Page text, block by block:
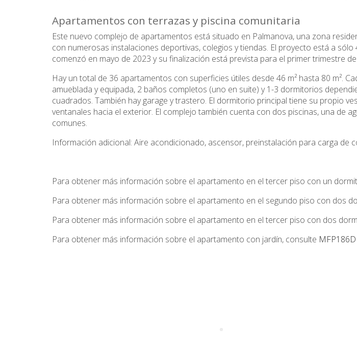
Apartamentos con terrazas y piscina comunitaria
Este nuevo complejo de apartamentos está situado en Palmanova, una zona
con numerosas instalaciones deportivas, colegios y tiendas. El proyecto está a
comenzó en mayo de 2023 y su finalización está prevista para el primer trimestre
Hay un total de 36 apartamentos con superficies útiles desde 46 m² hasta 80 m².
amueblada y equipada, 2 baños completos (uno en suite) y 1-3 dormitorios
cuadrados. También hay garage y trastero. El dormitorio principal tiene su propio
ventanales hacia el exterior. El complejo también cuenta con dos piscinas, una de
comunes.
Información adicional: Aire acondicionado, ascensor, preinstalación para carga de
Para obtener más información sobre el apartamento en el tercer piso con un
Para obtener más información sobre el apartamento en el segundo piso con dos
Para obtener más información sobre el apartamento en el tercer piso con dos
Para obtener más información sobre el apartamento con jardín, consulte MFP186D